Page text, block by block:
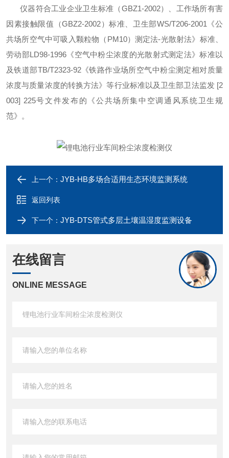
仪器符合工业企业卫生标准（GBZ1-2002）、工作场所有害
因素接触限值（GBZ2-2002）标准、卫生部WS/T206-2001《公
共场所空气中可吸入颗粒物（PM10）测定法-光散射法》标准、
劳动部LD98-1996《空气中粉尘浓度的光散射式测定法》标准以
及铁道部TB/T2323-92《铁路作业场所空气中粉尘测定相对质量
浓度与质量浓度的转换方法》等行业标准以及卫生部卫法监发 [2
003] 225号文件发布的《公共场所集中空调通风系统卫生规
范》。
上一个： JYB-HB多场合适用生态环境监测系统
返回列表
下一个： JYB-DTS管式多层土壤温湿度监测设备
在线留言
ONLINE MESSAGE